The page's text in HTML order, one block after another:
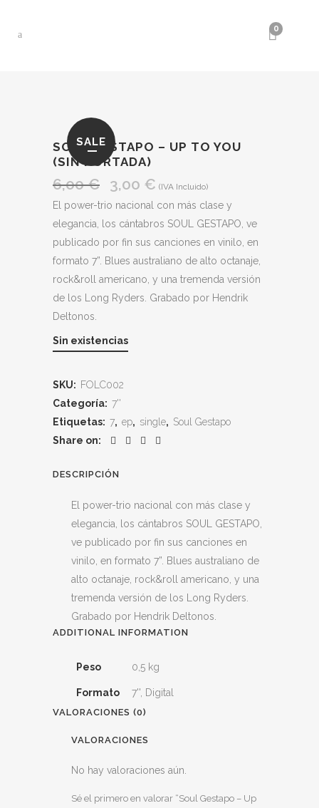
0
SALE
SOUL GESTAPO – UP TO YOU
(SIN PORTADA)
6,00€
El
precio
original
era:
6,00 €.
3,00 € El
precio
actual
es:
3,00 €.
(IVA Incluido)
El power-trio nacional con más clase y
elegancia, los cántabros SOUL GESTAPO, ve
publicado por fin sus canciones en vinilo, en
formato 7”. Blues australiano de alto octanaje,
rock&roll americano, y una tremenda versión
de los Long Ryders. Grabado por Hendrik
Deltonos.
Sin existencias
SKU: FOLC002
Categoría: 7''
Etiquetas: 7, ep, single, Soul Gestapo
Share on:
DESCRIPCIÓN
El power-trio nacional con más clase y
elegancia, los cántabros SOUL GESTAPO,
ve publicado por fin sus canciones en
vinilo, en formato 7”. Blues australiano de
alto octanaje, rock&roll americano, y una
tremenda versión de los Long Ryders.
Grabado por Hendrik Deltonos.
ADDITIONAL INFORMATION
Peso 0,5 kg
Formato 7'', Digital
VALORACIONES (0)
VALORACIONES
No hay valoraciones aún.
Sé el primero en valorar “Soul Gestapo – Up